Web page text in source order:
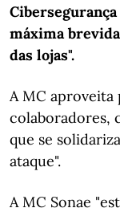
máxima
das lojas".
A MC aproveita
colaboradores,
que se
ataque".
A MC Sonae